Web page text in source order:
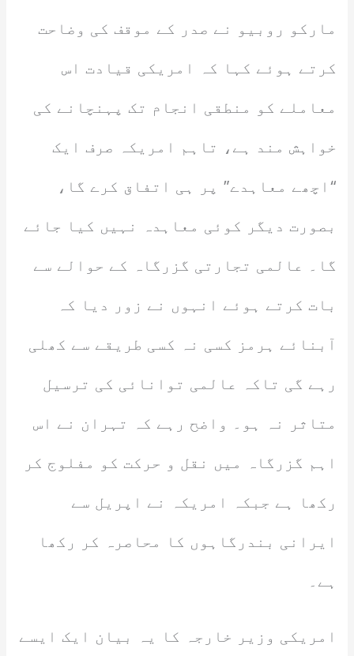
مارکو روبیو نے صدر کے موقف کی وضاحت
کرتے ہوئے کہا کہ امریکی قیادت اس
معاملے کو منطقی انجام تک پہنچانے کی
خواہش مند ہے، تاہم امریکہ صرف ایک
“اچھے معاہدے” پر ہی اتفاق کرے گا،
بصورت دیگر کوئی معاہدہ نہیں کیا جائے
گا۔ عالمی تجارتی گزرگاہ کے حوالے سے
بات کرتے ہوئے انہوں نے زور دیا کہ
آبنائے ہرمز کسی نہ کسی طریقے سے کھلی
رہے گی تاکہ عالمی توانائی کی ترسیل
متاثر نہ ہو۔ واضح رہے کہ تہران نے اس
اہم گزرگاہ میں نقل و حرکت کو مفلوج کر
رکھا ہے جبکہ امریکہ نے اپریل سے
ایرانی بندرگاہوں کا محاصرہ کر رکھا
ہے۔
امریکی وزیر خارجہ کا یہ بیان ایک ایسے